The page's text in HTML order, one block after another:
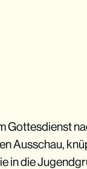
Gottesdienst
Ausschau,
in die